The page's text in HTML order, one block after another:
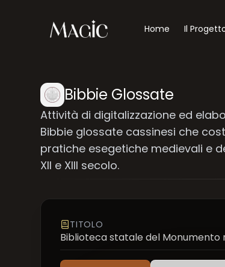
Home Il
Bibbie Glossate
Attività di digitalizzazione ed
Bibbie glossate cassinesi che
pratiche esegetiche medievali e
XII e XIII secolo.
TITOLO
Biblioteca statale del Monumento